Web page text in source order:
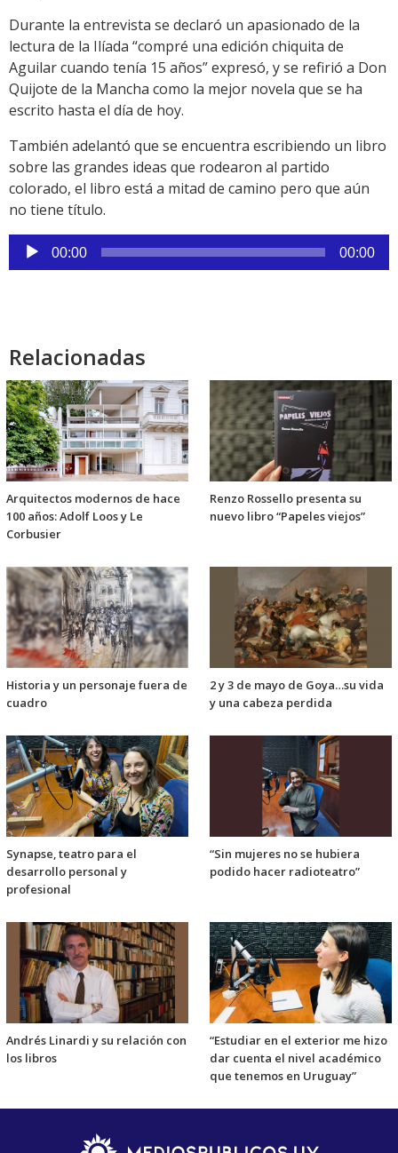
Durante la entrevista se declaró un apasionado de la
lectura de la Ilíada “compré una edición chiquita de
Aguilar cuando tenía 15 años” expresó, y se refirió a Don
Quijote de la Mancha como la mejor novela que se ha
escrito hasta el día de hoy.
También adelantó que se encuentra escribiendo un libro
sobre las grandes ideas que rodearon al partido
colorado, el libro está a mitad de camino pero que aún
no tiene título.
Reproductor
de
00:00 00:00
Relacionadas
Arquitectos modernos de hace
100 años: Adolf Loos y Le
Corbusier
Renzo Rossello presenta su
nuevo libro “Papeles viejos”
Historia y un personaje fuera de
cuadro
2 y 3 de mayo de Goya…su vida
y una cabeza perdida
Synapse, teatro para el
desarrollo personal y
profesional
“Sin mujeres no se hubiera
podido hacer radioteatro”
Andrés Linardi y su relación con
los libros
“Estudiar en el exterior me hizo
dar cuenta el nivel académico
que tenemos en Uruguay”